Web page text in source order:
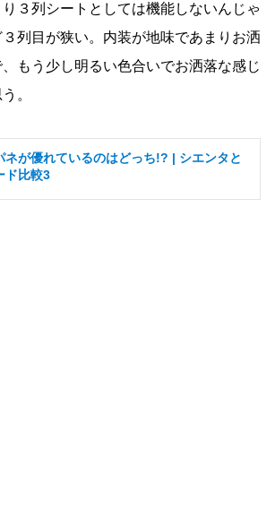
３列シートとしては機能しないんじゃ
列目が狭い。内装が地味であまりお洒
もう少し明るい色合いでお洒落な感じ
。
ネが優れているのはどっち!? | シエンタと
ド比較3